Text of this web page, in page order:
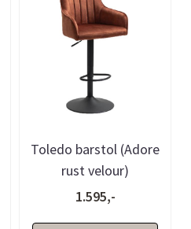
Toledo barstol (Adore
rust velour)
1.595,-